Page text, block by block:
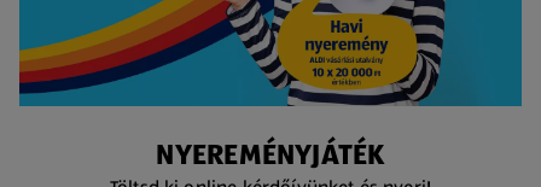
NYEREMÉNYJÁTÉK